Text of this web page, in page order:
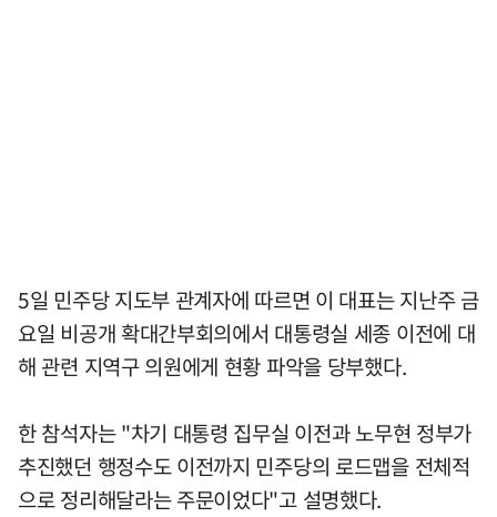
5일 민주당 지도부 관계자에 따르면 이 대표는 지난주 금
요일 비공개 확대간부회의에서 대통령실 세종 이전에 대
해 관련 지역구 의원에게 현황 파악을 당부했다.
한 참석자는 "차기 대통령 집무실 이전과 노무현 정부가
추진했던 행정수도 이전까지 민주당의 로드맵을 전체적
으로 정리해달라는 주문이었다"고 설명했다.